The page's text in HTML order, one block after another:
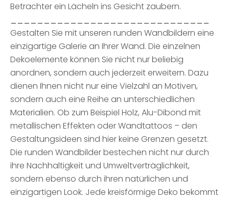
Betrachter ein Lächeln ins Gesicht zaubern.
Gestalten Sie mit unseren runden Wandbildern eine
einzigartige Galerie an Ihrer Wand. Die einzelnen
Dekoelemente können Sie nicht nur beliebig
anordnen, sondern auch jederzeit erweitern. Dazu
dienen Ihnen nicht nur eine Vielzahl an Motiven,
sondern auch eine Reihe an unterschiedlichen
Materialien. Ob zum Beispiel Holz, Alu-Dibond mit
metallischen Effekten oder Wandtattoos – den
Gestaltungsideen sind hier keine Grenzen gesetzt.
Die runden Wandbilder bestechen nicht nur durch
ihre Nachhaltigkeit und Umweltverträglichkeit,
sondern ebenso durch ihren natürlichen und
einzigartigen Look. Jede kreisförmige Deko bekommt